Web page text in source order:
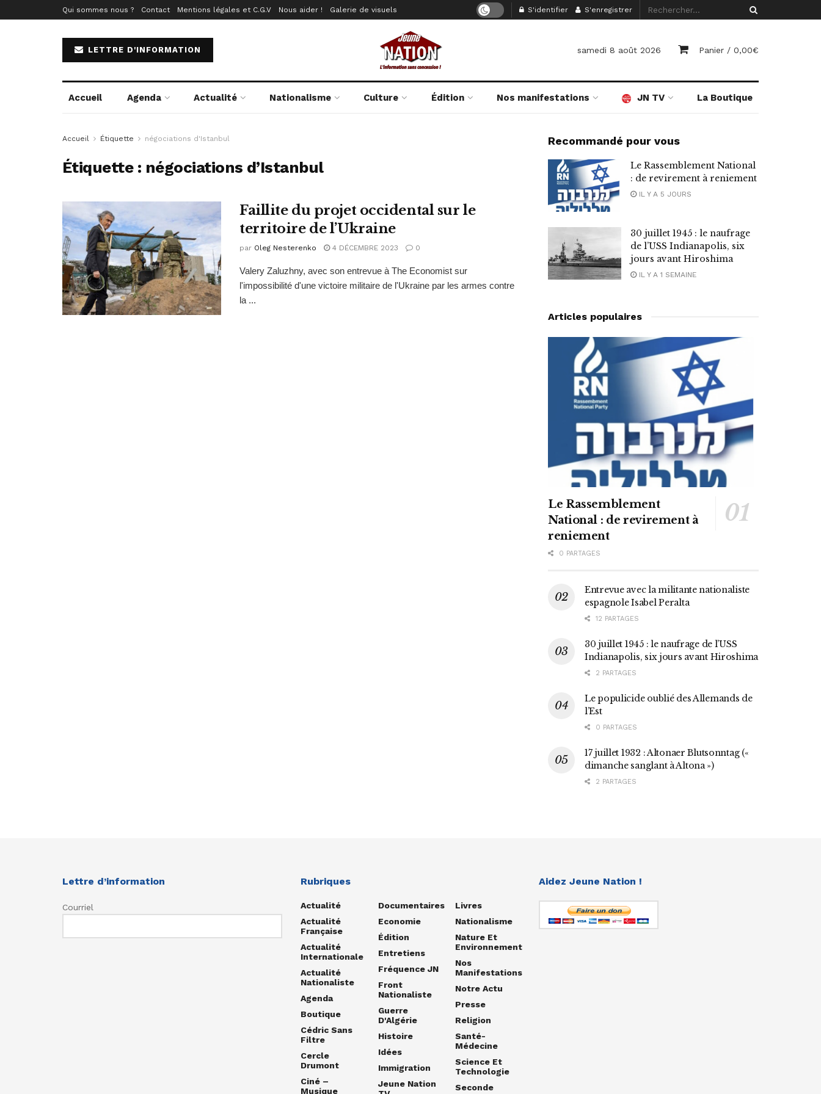
Qui sommes nous ? Contact Mentions légales et C.G.V Nous aider ! Galerie de visuels S'identifier S'enregistrer
LETTRE D'INFORMATION samedi 8 août 2026 Panier / 0,00€
Accueil Agenda Actualité Nationalisme Culture Édition Nos manifestations JN TV La Boutique
Accueil Étiquette négociations d'Istanbul
Étiquette : négociations d’Istanbul
Faillite du projet occidental sur le
territoire de l’Ukraine
par Oleg Nesterenko 4 DÉCEMBRE 2023 0
Valery Zaluzhny, avec son entrevue à The Economist sur
l'impossibilité d'une victoire militaire de l'Ukraine par les armes contre
la ...
Recommandé pour vous
Le Rassemblement National
: de revirement à reniement
IL Y A 5 JOURS
30 juillet 1945 : le naufrage
de l’USS Indianapolis, six
jours avant Hiroshima
IL Y A 1 SEMAINE
Articles populaires
Le Rassemblement
National : de revirement à
reniement
0 PARTAGES
Entrevue avec la militante nationaliste
espagnole Isabel Peralta
12 PARTAGES
30 juillet 1945 : le naufrage de l’USS
Indianapolis, six jours avant Hiroshima
2 PARTAGES
Le populicide oublié des Allemands de
l’Est
0 PARTAGES
17 juillet 1932 : Altonaer Blutsonntag («
dimanche sanglant à Altona »)
2 PARTAGES
Lettre d’information
Courriel
Rubriques
Actualité
Actualité
Française
Actualité
Internationale
Actualité
Nationaliste
Agenda
Boutique
Cédric Sans
Filtre
Cercle
Drumont
Ciné –
Musique
Documentaires
Economie
Édition
Entretiens
Fréquence JN
Front
Nationaliste
Guerre
D'Algérie
Histoire
Idées
Immigration
Jeune Nation
Livres
Nationalisme
Nature Et
Environnement
Nos
Manifestations
Notre Actu
Presse
Religion
Santé-
Médecine
Science Et
Technologie
Seconde
Aidez Jeune Nation !